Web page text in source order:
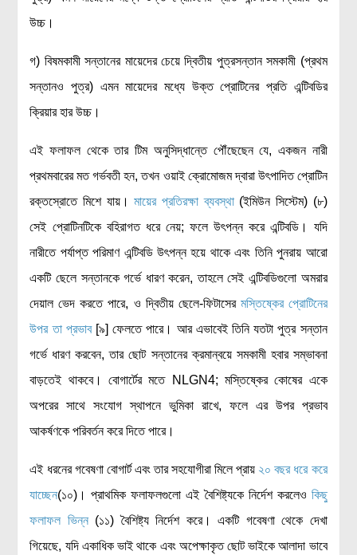
উচ্চ।
গ) বিষমকামী সন্তানের মায়েদের চেয়ে দ্বিতীয় পুত্রসন্তান সমকামী (প্রথম
সন্তানও পুত্র) এমন মায়েদের মধ্যে উক্ত প্রোটিনের প্রতি এন্টিবডির
ক্রিয়ার হার উচ্চ।
এই ফলাফল থেকে তার টিম অনুসিদ্ধান্তে পৌঁছেছেন যে, একজন নারী
প্রথমবারের মত গর্ভবতী হন, তখন ওয়াই ক্রোমোজম দ্বারা উৎপাদিত প্রোটিন
রক্তস্রোতে মিশে যায়।মায়ের প্রতিরক্ষা ব্যবস্থা (ইমিউন সিস্টেম) (৮)
সেই প্রোটিনটিকে বহিরাগত ধরে নেয়; ফলে উৎপন্ন করে এন্টিবডি। যদি
নারীতে পর্যাপ্ত পরিমাণ এন্টিবডি উৎপন্ন হয়ে থাকে এবং তিনি পুনরায় আরো
একটি ছেলে সন্তানকে গর্ভে ধারণ করেন, তাহলে সেই এন্টিবডিগুলো অমরার
দেয়াল ভেদ করতে পারে, ও দ্বিতীয় ছেলে-ফিটাসের মস্তিষ্কের প্রোটিনের
উপর তা প্রভাব [৯] ফেলতে পারে। আর এভাবেই তিনি যতটা পুত্র সন্তান
গর্ভে ধারণ করবেন, তার ছোট সন্তানের ক্রমান্বয়ে সমকামী হবার সম্ভাবনা
বাড়তেই থাকবে। বোগার্টের মতে NLGN4; মস্তিষ্কের কোষের একে
অপরের সাথে সংযোগ স্থাপনে ভুমিকা রাখে, ফলে এর উপর প্রভাব
আকর্ষণকে পরিবর্তন করে দিতে পারে।
এই ধরনের গবেষণা বোগার্ট এবং তার সহযোগীরা মিলে প্রায় ২০ বছর ধরে করে
যাচ্ছেন(১০)। প্রাথমিক ফলাফলগুলো এই বৈশিষ্ট্যকে নির্দেশ করলেও কিছু
ফলাফল ভিন্ন (১১) বৈশিষ্ট্য নির্দেশ করে। একটি গবেষণা থেকে দেখা
গিয়েছে, যদি একাধিক ভাই থাকে এবং অপেক্ষাকৃত ছোট ভাইকে আলাদা ভাবে